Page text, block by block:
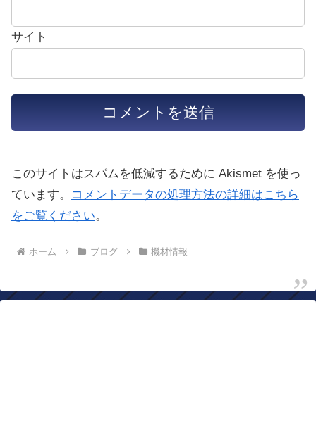
サイト
このサイトはスパムを低減するために Akismet を使っ
ています。
コメントデータの処理方法の詳細はこちら
をご覧ください。
ホーム ブログ 機材情報